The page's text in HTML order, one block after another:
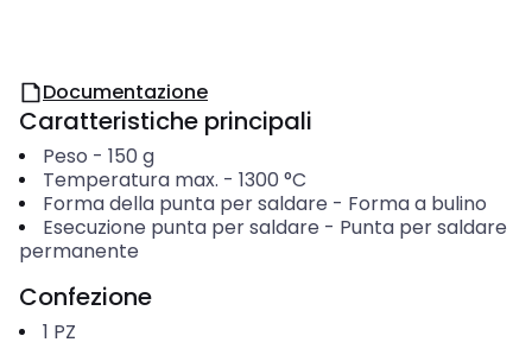
Documentazione
Caratteristiche principali
Peso - 150 g
Temperatura max. - 1300 °C
Forma della punta per saldare - Forma a bulino
Esecuzione punta per saldare - Punta per saldare
permanente
Confezione
1 PZ